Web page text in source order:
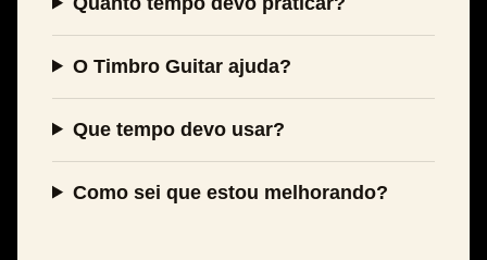
O Timbro Guitar ajuda?
Que tempo devo usar?
Como sei que estou melhorando?